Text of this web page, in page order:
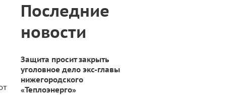
Последние
новости
Защита просит закрыть
уголовное дело экс-главы
нижегородского
«Теплоэнерго»